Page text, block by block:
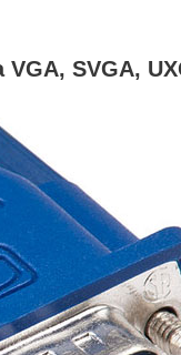
SVGA,